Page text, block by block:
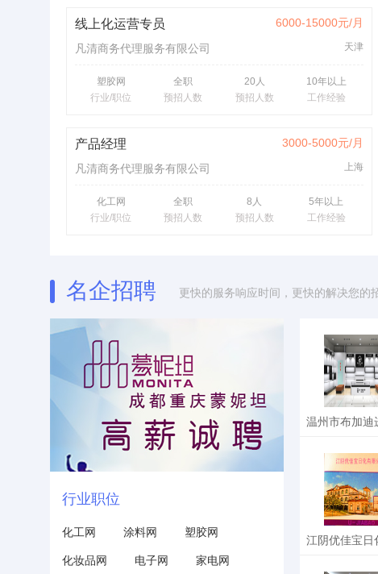
线上化运营专员
凡清商务代理服务有限公司
6000-15000元/月
天津
塑胶网
行业/职位
全职
预招人数
20人
预招人数
10年以上
工作经验
产品经理
凡清商务代理服务有限公司
3000-5000元/月
上海
化工网
行业/职位
全职
预招人数
8人
预招人数
5年以上
工作经验
名企招聘 更快的服务响应时间，更快的解决您的
行业职位
化工网 涂料网 塑胶网
化妆品网 电子网 家电网
温州市布加
口有限
招聘文员18
招聘文员17
招聘文员16